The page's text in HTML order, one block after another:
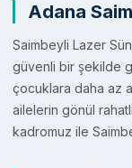
Adana
Saimbeyli Lazer
güvenli bir şekilde
çocuklara daha az
ailelerin gönül
kadromuz ile